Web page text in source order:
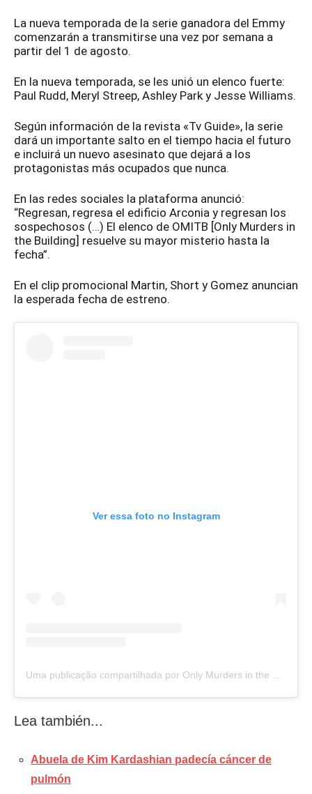
La nueva temporada de la serie ganadora del Emmy
comenzarán a transmitirse una vez por semana a
partir del 1 de agosto.
En la nueva temporada, se les unió un elenco fuerte:
Paul Rudd, Meryl Streep, Ashley Park y Jesse Williams.
Según información de la revista «Tv Guide», la serie
dará un importante salto en el tiempo hacia el futuro
e incluirá un nuevo asesinato que dejará a los
protagonistas más ocupados que nunca.
En las redes sociales la plataforma anunció:
“Regresan, regresa el edificio Arconia y regresan los
sospechosos (…) El elenco de OMITB [Only Murders in
the Building] resuelve su mayor misterio hasta la
fecha”.
En el clip promocional Martin, Short y Gomez anuncian
la esperada fecha de estreno.
Ver essa foto no Instagram
Lea también...
Abuela de Kim Kardashian padecía cáncer de
pulmón